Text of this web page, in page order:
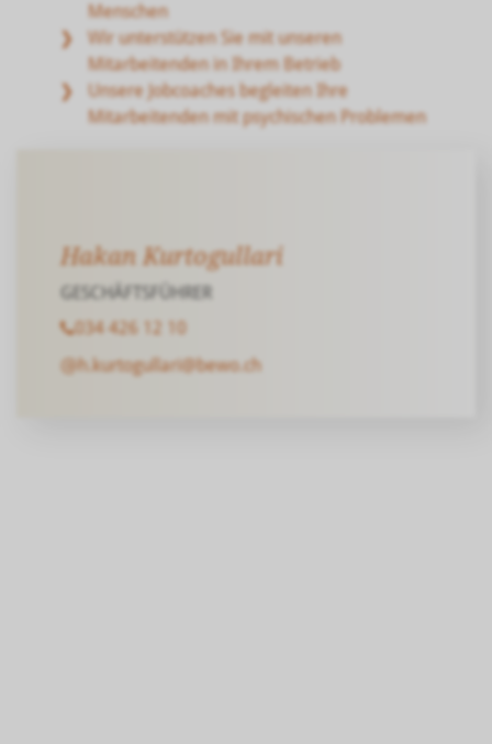
Menschen
Wir unterstützen Sie mit unseren
Mitarbeitenden in Ihrem Betrieb
Unsere Jobcoaches begleiten Ihre
Mitarbeitenden mit psychischen Problemen
Hakan Kurtogullari
GESCHÄFTSFÜHRER
034 426 12 10
h.kurtogullari@bewo.ch